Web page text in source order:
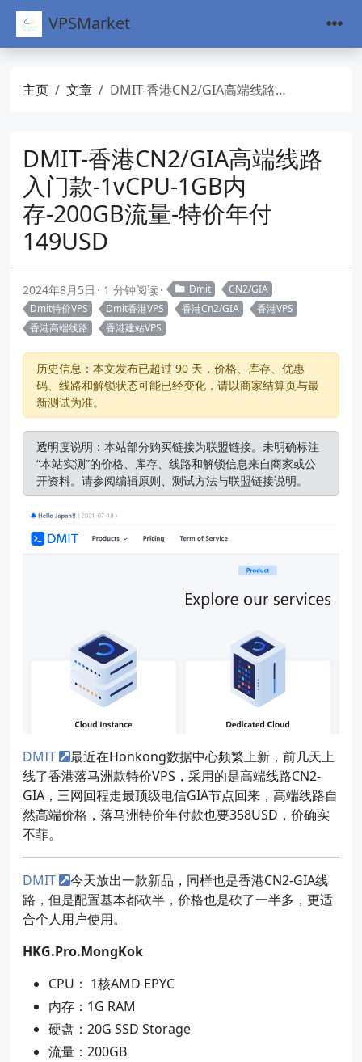
VPSMarket
主页 文章 DMIT-香港CN2/GIA高端线路入门款-1vCPU-1GB内存-200GB流量-特价年付149USD
DMIT-香港CN2/GIA高端线路
入门款-1vCPU-1GB内
存-200GB流量-特价年付
149USD
2024年8月5日 1 分钟阅读 Dmit
CN2/GIA
Dmit特价VPS
Dmit香港VPS 香港Cn2/GIA
香港VPS
香港高端线路
香港建站VPS
历史信息：本文发布已超过 90 天，价格、库存、优惠
码、线路和解锁状态可能已经变化，请以商家结算页与最
新测试为准。
透明度说明：本站部分购买链接为联盟链接。未明确标注
“本站实测”的价格、库存、线路和解锁信息来自商家或公
开资料。请参阅编辑原则、 测试方法与联盟链接说明。
DMIT
最近在Honkong数据中心频繁上新，前几天上
线了香港落马洲款特价VPS，采用的是高端线路CN2-
GIA，三网回程走最顶级电信GIA节点回来，高端线路自
然高端价格，落马洲特价年付款也要358USD，价确实
不菲。
DMIT
今天放出一款新品，同样也是香港CN2-GIA线
路，但是配置基本都砍半，价格也是砍了一半多，更适
合个人用户使用。
HKG.Pro.MongKok
CPU： 1核AMD EPYC
内存：1G RAM
硬盘：20G SSD Storage
流量：200GB